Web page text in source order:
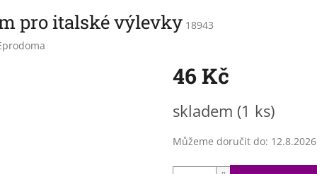
pro italské výlevky 18943
46 Kč
cena:
skladem (1 ks)
Můžeme doručit do: 12.8.2026